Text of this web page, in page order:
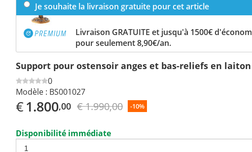
Je souhaite la livraison gratuite pour cet article
Livraison GRATUITE et jusqu'à 1500€
pour seulement 8,90€/an.
Support pour ostensoir anges et bas-reliefs en laiton
0
Modèle : BS001027
€1.800,00 € 1.990,00 -10%
Disponibilité immédiate